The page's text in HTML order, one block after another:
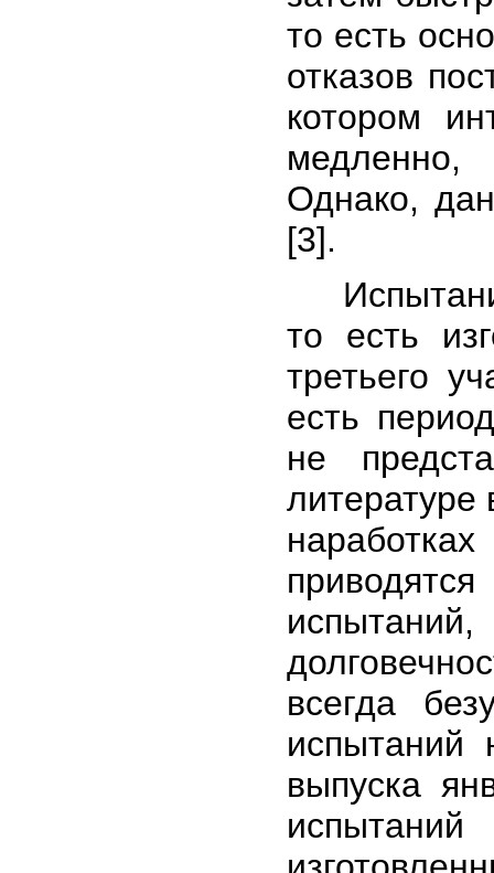
то есть
отказов
котором
медленно,
Однако,
[3].
то есть
третьего
есть
не
всегда
испытаний
выпуска